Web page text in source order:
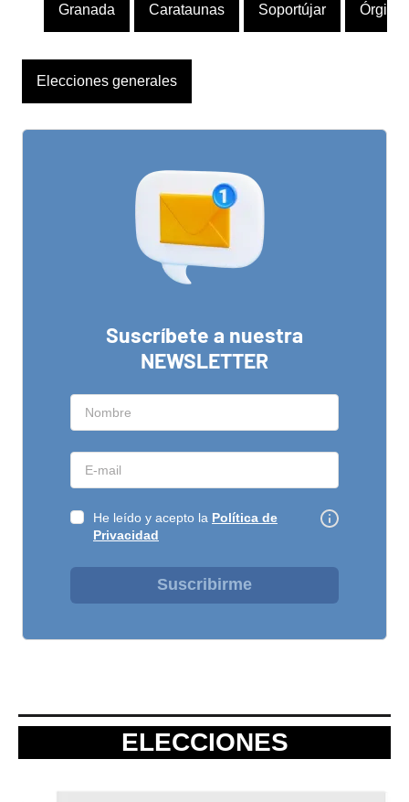
Granada Carataunas Soportújar Órgiva
Elecciones generales
Suscríbete a nuestra
NEWSLETTER
He leído y acepto la Política de
Privacidad
Suscribirme
ELECCIONES